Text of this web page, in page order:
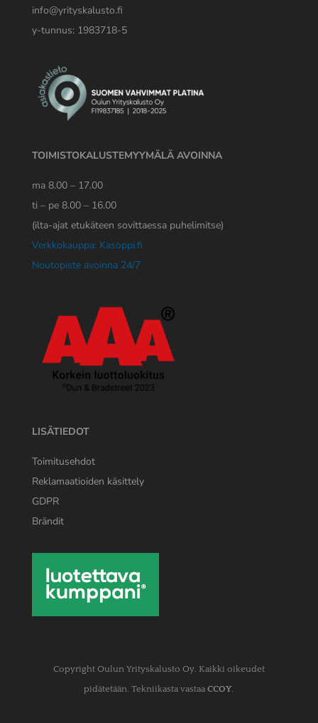
info@yrityskalusto.fi
y-tunnus: 1983718-5
TOIMISTOKALUSTEMYYMÄLÄ AVOINNA
ma 8.00 – 17.00
ti – pe 8.00 – 16.00
(ilta-ajat etukäteen sovittaessa puhelimitse)
Verkkokauppa: Kasoppi.fi
Noutopiste avoinna 24/7
LISÄTIEDOT
Toimitusehdot
Reklamaatioiden käsittely
GDPR
Brändit
Copyright Oulun Yrityskalusto Oy. Kaikki oikeudet
pidätetään. Tekniikasta vastaaCCOY.